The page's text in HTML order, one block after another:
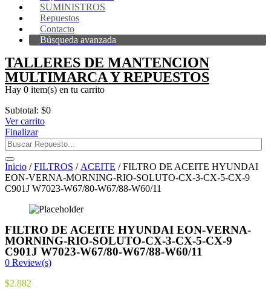
SUMINISTROS
Repuestos
Contacto
Búsqueda avanzada
TALLERES DE MANTENCION
MULTIMARCA Y REPUESTOS
Hay 0 item(s) en tu carrito
Subtotal: $0
Ver carrito
Finalizar
Inicio /FILTROS / ACEITE / FILTRO DE ACEITE HYUNDAI
EON-VERNA-MORNING-RIO-SOLUTO-CX-3-CX-5-CX-9
C901J W7023-W67/80-W67/88-W60/11
FILTRO DE ACEITE HYUNDAI EON-VERNA-
MORNING-RIO-SOLUTO-CX-3-CX-5-CX-9
C901J W7023-W67/80-W67/88-W60/11
0 Review(s)
$2.882